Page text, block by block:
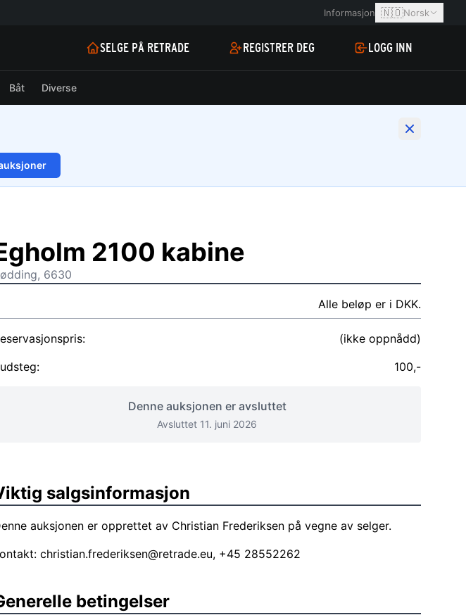
Informasjon 🇳🇴Norsk
SELGE PÅ RETRADE REGISTRER DEG LOGG INN
Båt Diverse
2100 kabine
6630
Alle beløp er i DKK.
(ikke oppnådd)
100,-
Denne auksjonen er avsluttet
Avsluttet 11. juni 2026
salgsinformasjon
auksjonen er opprettet av Christian Frederiksen på vegne av selger.
christian.frederiksen@retrade.eu, +45 28552262
betingelser